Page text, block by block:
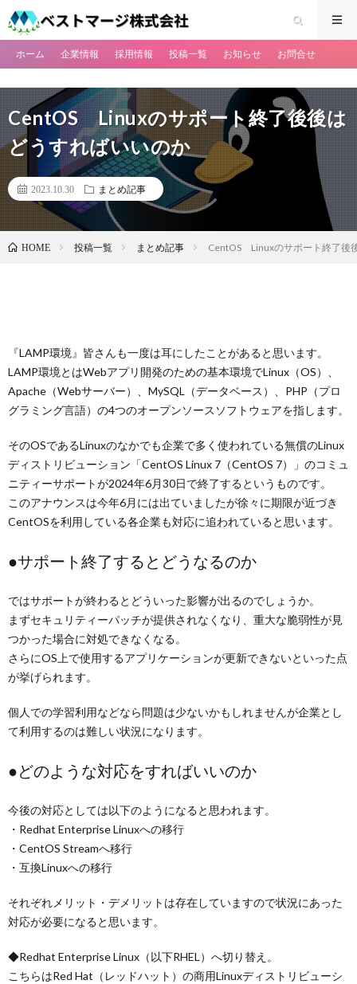
ホーム 企業情報 採用情報 投稿一覧 お知らせ お問合せ
CentOS Linuxのサポート終了後後は
どうすればいいのか
2023.10.30 まとめ記事
HOME 投稿一覧 まとめ記事 CentOS Linuxのサポート終了後
『LAMP環境』皆さんも一度は耳にしたことがあると思います。
LAMP環境とはWebアプリ開発のための基本環境でLinux（OS）、
Apache（Webサーバー）、MySQL（データベース）、PHP（プロ
グラミング言語）の4つのオープンソースソフトウェアを指します。
そのOSであるLinuxのなかでも企業で多く使われている無償のLinux
ディストリビューション「CentOS Linux 7（CentOS 7）」のコミュ
ニティーサポートが2024年6月30日で終了するというものです。
このアナウンスは今年6月には出ていましたが徐々に期限が近づき
CentOSを利用している各企業も対応に追われていると思います。
●サポート終了するとどうなるのか
ではサポートが終わるとどういった影響が出るのでしょうか。
まずセキュリティーパッチが提供されなくなり、重大な脆弱性が見
つかった場合に対処できなくなる。
さらにOS上で使用するアプリケーションが更新できないといった点
が挙げられます。
個人での学習利用などなら問題は少ないかもしれませんが企業とし
て利用するのは難しい状況になります。
●どのような対応をすればいいのか
今後の対応としては以下のようになると思われます。
・Redhat Enterprise Linuxへの移行
・CentOS Streamへ移行
・互換Linuxへの移行
それぞれメリット・デメリットは存在していますので状況にあった
対応が必要になると思います。
◆Redhat Enterprise Linux（以下RHEL）へ切り替え。
こちらはRed Hat（レッドハット）の商用Linuxディストリビューシ